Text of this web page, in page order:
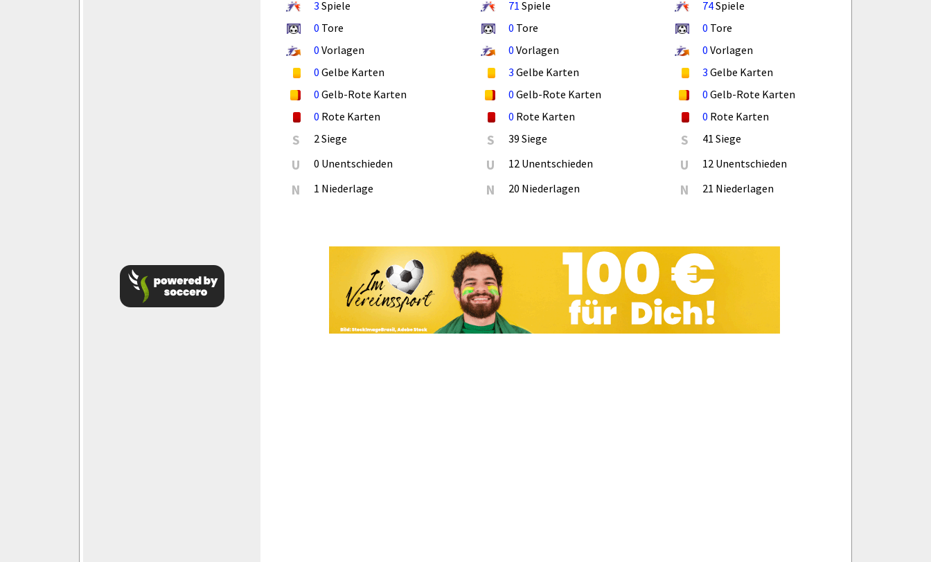
3 Spiele
0 Tore
0 Vorlagen
0 Gelbe Karten
0 Gelb-Rote Karten
0 Rote Karten
S 2 Siege
U 0 Unentschieden
N 1 Niederlage
71 Spiele
0 Tore
0 Vorlagen
3 Gelbe Karten
0 Gelb-Rote Karten
0 Rote Karten
S 39 Siege
U 12 Unentschieden
N 20 Niederlagen
74Spiele
0 Tore
0 Vorlagen
3 Gelbe Karten
0 Gelb-Rote Karten
0 Rote Karten
S 41 Siege
U 12 Unentschieden
N 21 Niederlagen